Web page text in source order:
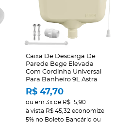
Caixa De Descarga De
Parede Bege Elevada
Com Cordinha Universal
Para Banheiro 9L Astra
R$ 47,70
ou em3x de R$ 15,90
à vista R$ 45,32 economize
5% no Boleto Bancário ou